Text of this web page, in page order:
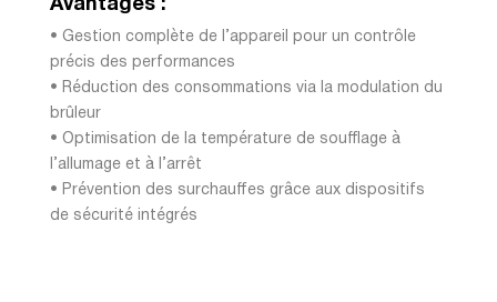
Avantages :
• Gestion complète de l’appareil pour un contrôle
précis des performances
• Réduction des consommations via la modulation du
brûleur
• Optimisation de la température de soufflage à
l’allumage et à l’arrêt
• Prévention des surchauffes grâce aux dispositifs
de sécurité intégrés